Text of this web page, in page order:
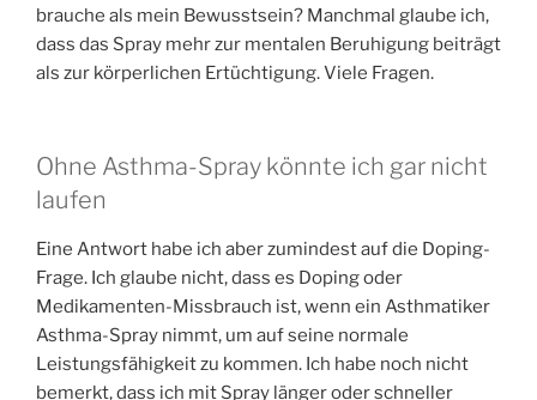
brauche als mein Bewusstsein? Manchmal glaube ich,
dass das Spray mehr zur mentalen Beruhigung beiträgt
als zur körperlichen Ertüchtigung. Viele Fragen.
Ohne Asthma-Spray könnte ich gar nicht
laufen
Eine Antwort habe ich aber zumindest auf die Doping-
Frage. Ich glaube nicht, dass es Doping oder
Medikamenten-Missbrauch ist, wenn ein Asthmatiker
Asthma-Spray nimmt, um auf seine normale
Leistungsfähigkeit zu kommen. Ich habe noch nicht
bemerkt, dass ich mit Spray länger oder schneller